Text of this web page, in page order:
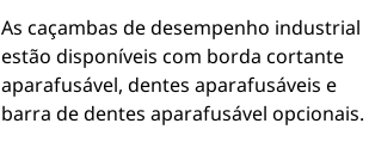
As caçambas de desempenho industrial
estão disponíveis com borda cortante
aparafusável, dentes aparafusáveis e
barra de dentes aparafusável opcionais.